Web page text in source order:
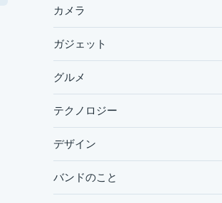
カメラ
ガジェット
グルメ
テクノロジー
デザイン
バンドのこと